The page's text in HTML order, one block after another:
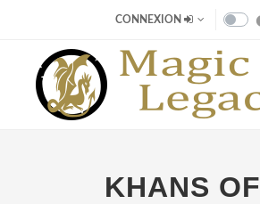
CONNEXION
KHANS